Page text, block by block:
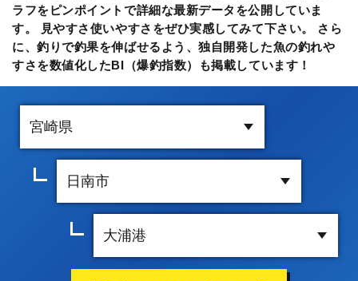
ラフをピンポイントで詳細な最新データを公開していま
す。 見やすさ使いやすさをぜひ実感してみて下さい。 さら
に、釣りで釣果を伸ばせるよう、独自開発した魚の釣れや
すさを数値化したBI（爆釣指数）も掲載しています！